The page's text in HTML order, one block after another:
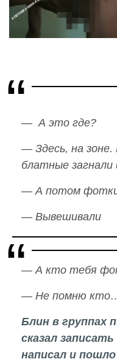
— А это где?
— Здесь, на
блатные
— А потом фотки
— Вывешивали
— А кто тебя
— Не помню
Блин в группах
сказал
написал и